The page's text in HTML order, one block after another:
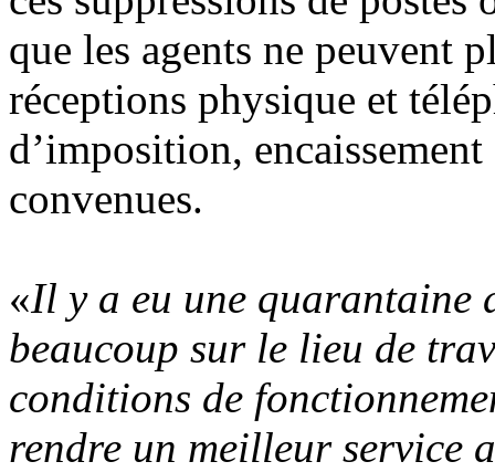
que les agents ne peuvent
réceptions physique et
d’imposition,
convenues.
«Il y a eu une quarantaine
beaucoup sur le lieu de
conditions de
rendre un meilleur service